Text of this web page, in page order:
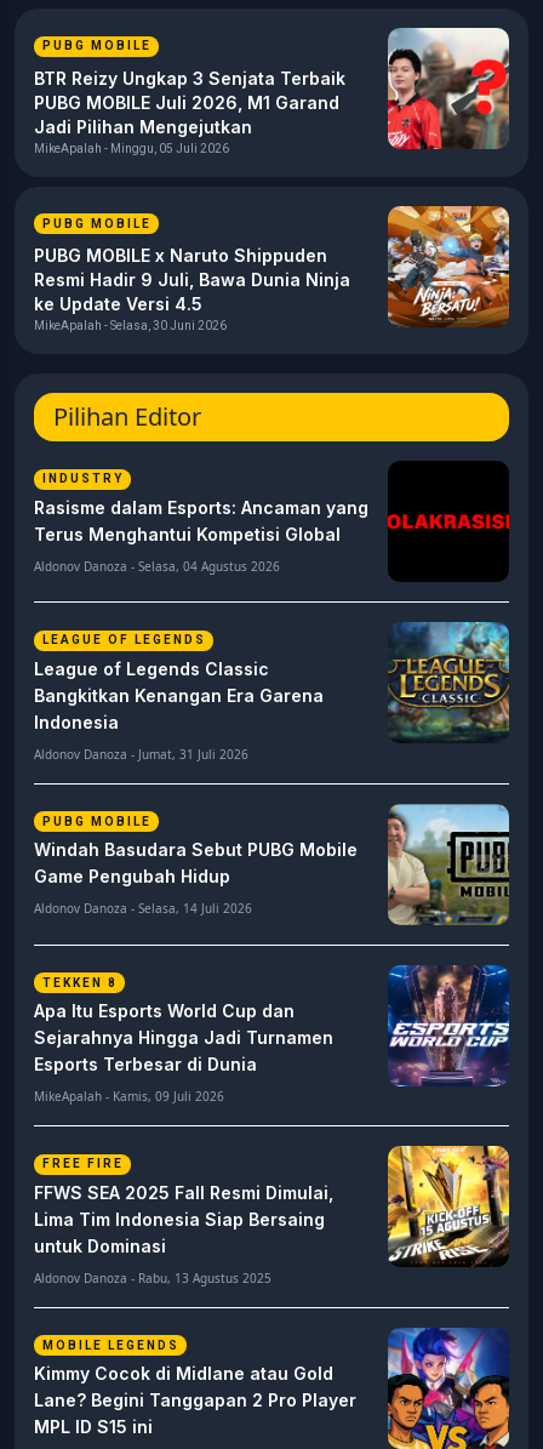
PUBG MOBILE
BTR Reizy Ungkap 3 Senjata Terbaik
PUBG MOBILE Juli 2026, M1 Garand
Jadi Pilihan Mengejutkan
MikeApalah - Minggu, 05 Juli 2026
PUBG MOBILE
PUBG MOBILE x Naruto Shippuden
Resmi Hadir 9 Juli, Bawa Dunia Ninja
ke Update Versi 4.5
MikeApalah - Selasa, 30 Juni 2026
Pilihan Editor
INDUSTRY
Rasisme dalam Esports: Ancaman yang
Terus Menghantui Kompetisi Global
Aldonov Danoza - Selasa, 04 Agustus 2026
LEAGUE OF LEGENDS
League of Legends Classic
Bangkitkan Kenangan Era Garena
Indonesia
Aldonov Danoza - Jumat, 31 Juli 2026
PUBG MOBILE
Windah Basudara Sebut PUBG Mobile
Game Pengubah Hidup
Aldonov Danoza - Selasa, 14 Juli 2026
TEKKEN 8
Apa Itu Esports World Cup dan
Sejarahnya Hingga Jadi Turnamen
Esports Terbesar di Dunia
MikeApalah - Kamis, 09 Juli 2026
FREE FIRE
FFWS SEA 2025 Fall Resmi Dimulai,
Lima Tim Indonesia Siap Bersaing
untuk Dominasi
Aldonov Danoza - Rabu, 13 Agustus 2025
MOBILE LEGENDS
Kimmy Cocok di Midlane atau Gold
Lane? Begini Tanggapan 2 Pro Player
MPL ID S15 ini